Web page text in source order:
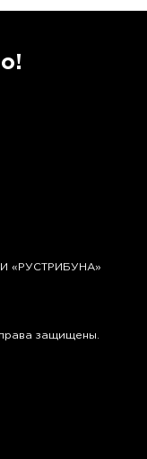
«РУСТРИБУНА»
защищены.